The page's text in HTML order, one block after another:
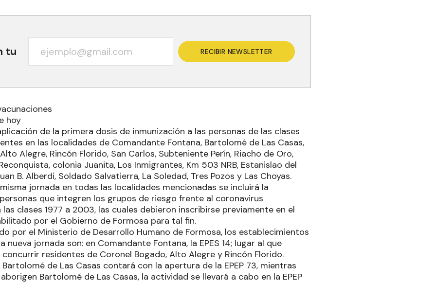
tu RECIBIR NEWSLETTER
hoy
de la primera dosis de inmunización a las personas de las clases
en las localidades de Comandante Fontana, Bartolomé de Las Casas,
Alegre, Rincón Florido, San Carlos, Subteniente Perín, Riacho de Oro,
colonia Juanita, Los Inmigrantes, Km 503 NRB, Estanislao del
B. Alberdi, Soldado Salvatierra, La Soledad, Tres Pozos y Las Choyas.
jornada en todas las localidades mencionadas se incluirá la
que integren los grupos de riesgo frente al coronavirus
clases 1977 a 2003, las cuales debieron inscribirse previamente en el
por el Gobierno de Formosa para tal fin.
por el Ministerio de Desarrollo Humano de Formosa, los establecimientos
nueva jornada son: en Comandante Fontana, la EPES 14; lugar al que
residentes de Coronel Bogado, Alto Alegre y Rincón Florido.
de Las Casas contará con la apertura de la EPEP 73, mientras
Bartolomé de Las Casas, la actividad se llevará a cabo en la EPEP